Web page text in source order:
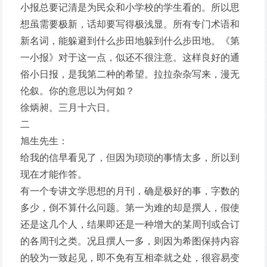
小报总要记清是为民众和小学校的学生看的。所以思
想虽需要极新，话却要写得极浅显。所有专门术语和
新名词，能躲避到什么步田地躲到什么步田地。《第
一小报》对于这一点，似还不很注意。这样良好的通
俗小日报，是我第二种的希望。拉拉杂杂写来，漫无
伦叙。你的意思以为何如？
徐炳昶。三月十六日。
二
旭生先生：
给我的信早看见了，但因为琐琐的事情太多，所以到
现在才能作答。
有一个专讲文学思想的月刊，确是极好的事，字数的
多少，倒不算什么问题。第一为难的却是撰人，假使
还是这几个人，结果即还是一种增大的某周刊或合订
的各周刊之类。况且撰人一多，则因为希图保持内容
的较为一致起见，即不免有互相牵就之处，很容易变